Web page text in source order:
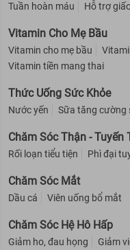
Tuần hoàn máu Hỗ trợ
Vitamin Cho Mẹ Bầu
Vitamin cho mẹ bầu
Vitamin tiền mang thai
Thức Uống Sức Khỏe
Nước yến Sữa tăng cường
Chăm Sóc Thận - Tuyến
Rối loạn tiểu tiện Phì đại
Chăm Sóc Mắt
Dầu cá Viên uống bổ mắt
Chăm Sóc Hệ Hô Hấp
Giảm ho, đau họng Giảm